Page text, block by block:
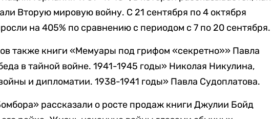
Вторую мировую войну. С 21 сентября по 4 октября
на 405% по сравнению с периодом с 7 по 20 сентября.
также книги «Мемуары под грифом «секретно»» Павла
в тайной войне. 1941-1945 годы» Николая Никулина,
и дипломатии. 1938-1941 годы» Павла Судоплатова.
рассказали о росте продаж книги Джулии Бойд